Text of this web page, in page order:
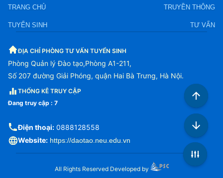
TRANG CHỦ
TUYỂN SINH
TRUYỀN THÔNG
TƯ VẤN
ĐỊA CHỈ PHÒNG TƯ VẤN TUYỂN SINH
Phòng Quản lý Đào tạo,Phòng A1-211,
Số 207 đường Giải Phóng, quận Hai Bà Trưng, Hà Nội.
THỐNG KÊ TRUY CẬP
Đang truy cập : 7
Điện thoại: 0888128558
Website: https://daotao.neu.edu.vn
All Rights Reserved Developed by